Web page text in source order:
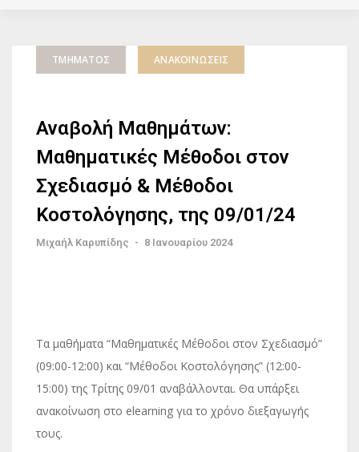
ΤΜΉΜΑΤΟΣ ΑΝΑΚΟΙΝΏΣΕΙΣ
Αναβολή Μαθημάτων:
Μαθηματικές Μέθοδοι στον
Σχεδιασμό & Μέθοδοι
Κοστολόγησης, της 09/01/24
Μιχαήλ Καρυπίδης - 8 Ιανουαρίου 2024
Τα μαθήματα “Μαθηματικές Μέθοδοι στον Σχεδιασμό”
(09:00-12:00) και “Μέθοδοι Κοστολόγησης” (12:00-
15:00) της Τρίτης 09/01 αναβάλλονται. Θα υπάρξει
ανακοίνωση στο elearning για το χρόνο διεξαγωγής
τους.